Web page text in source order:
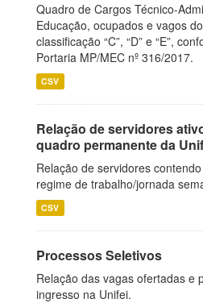
Quadro de Cargos Técnico-
Educação, ocupados e vagos
classificação “C”, “D” e “E”,
Portaria MP/MEC nº 316/2017.
CSV
Relação de servidores
quadro permanente da
Relação de servidores
regime de trabalho/jornada
CSV
Processos Seletivos
Relação das vagas ofertadas e
ingresso na Unifei.